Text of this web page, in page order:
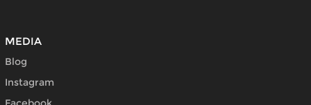
MEDIA
Blog
Instagram